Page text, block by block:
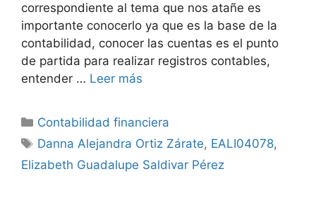
correspondiente al tema que nos atañe es
importante conocerlo ya que es la base de la
contabilidad, conocer las cuentas es el punto
de partida para realizar registros contables,
entender … Leer más
Categorías
Contabilidad financiera
Etiquetas
Danna Alejandra Ortiz Zárate, EALI04078,
Elizabeth Guadalupe Saldivar Pérez